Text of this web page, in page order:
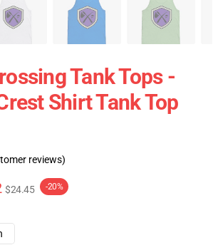
Tank Tops -
Shirt Tank Top
reviews)
$24.45 -20%